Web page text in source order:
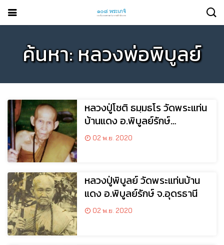
ค้นหา: หลวงพ่อพิบูลย์
หลวงปู่โชติ ธมฺมธโร วัดพระแท่น
บ้านแดง อ.พิบูลย์รักษ์
จ.อุดรธานี
02 พ.ย. 2020
หลวงปู่พิบูลย์ วัดพระแท่นบ้าน
แดง อ.พิบูลย์รักษ์ จ.อุดรธานี
02 พ.ย. 2020